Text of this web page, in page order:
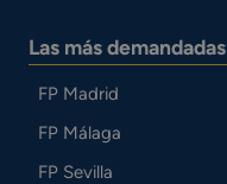
Las más demandadas
FP Madrid
FP Málaga
FP Sevilla